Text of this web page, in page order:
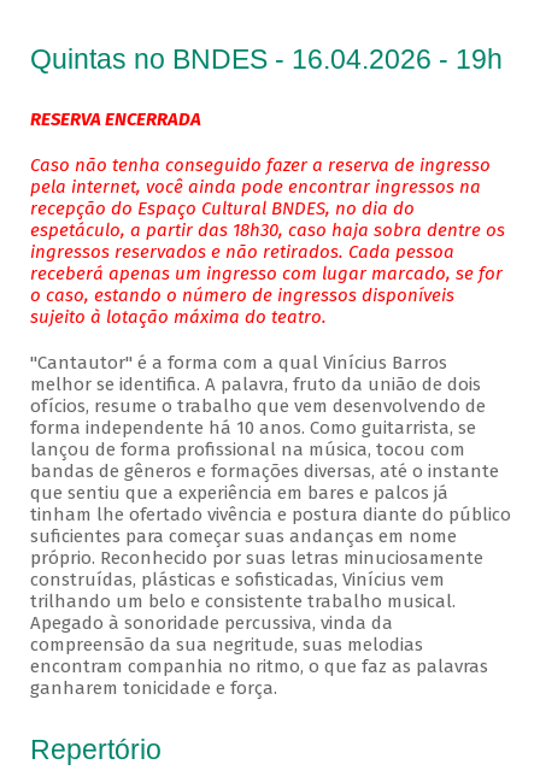
Quintas no BNDES - 16.04.2026 - 19h
RESERVA ENCERRADA
Caso não tenha conseguido fazer a reserva de ingresso
pela internet, você ainda pode encontrar ingressos na
recepção do Espaço Cultural BNDES, no dia do
espetáculo, a partir das 18h30, caso haja sobra dentre os
ingressos reservados e não retirados. Cada pessoa
receberá apenas um ingresso com lugar marcado, se for
o caso, estando o número de ingressos disponíveis
sujeito à lotação máxima do teatro.
"Cantautor" é a forma com a qual Vinícius Barros
melhor se identifica. A palavra, fruto da união de dois
ofícios, resume o trabalho que vem desenvolvendo de
forma independente há 10 anos. Como guitarrista, se
lançou de forma profissional na música, tocou com
bandas de gêneros e formações diversas, até o instante
que sentiu que a experiência em bares e palcos já
tinham lhe ofertado vivência e postura diante do público
suficientes para começar suas andanças em nome
próprio. Reconhecido por suas letras minuciosamente
construídas, plásticas e sofisticadas, Vinícius vem
trilhando um belo e consistente trabalho musical.
Apegado à sonoridade percussiva, vinda da
compreensão da sua negritude, suas melodias
encontram companhia no ritmo, o que faz as palavras
ganharem tonicidade e força.
Repertório